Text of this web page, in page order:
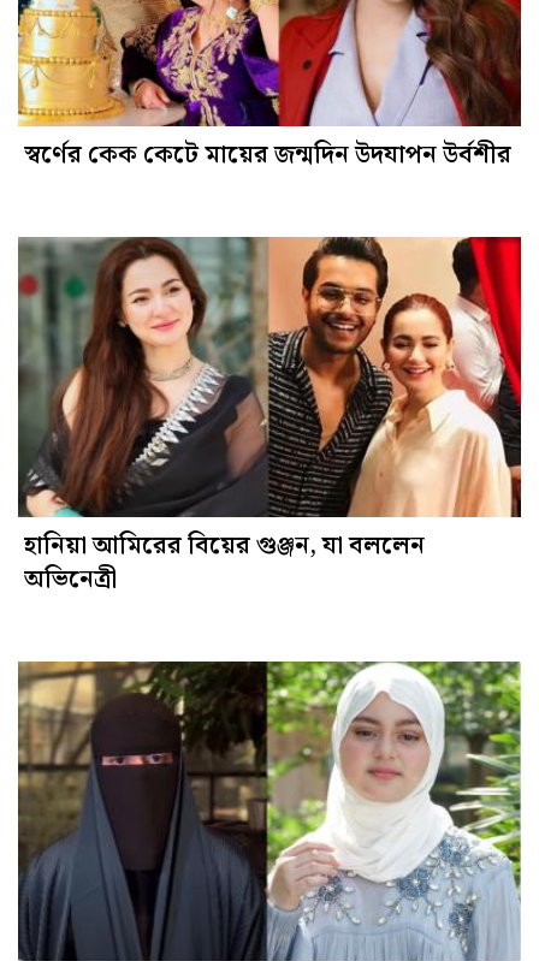
স্বর্ণের কেক কেটে মায়ের জন্মদিন উদযাপন উর্বশীর
হানিয়া আমিরের বিয়ের গুঞ্জন, যা বললেন
অভিনেত্রী